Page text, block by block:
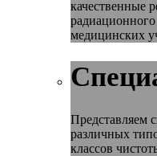
качественные
радиационного
медицинских
Представляем
различных
классов